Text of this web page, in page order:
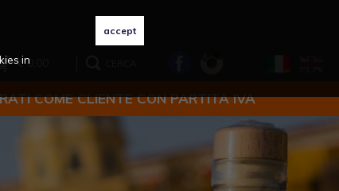
in
€ 0,00
COME CLIENTE CON PARTITA IVA